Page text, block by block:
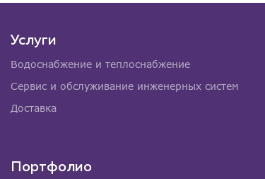
Услуги
Водоснабжение и теплоснабжение
Сервис и обслуживание инженерных систем
Доставка
Портфолио